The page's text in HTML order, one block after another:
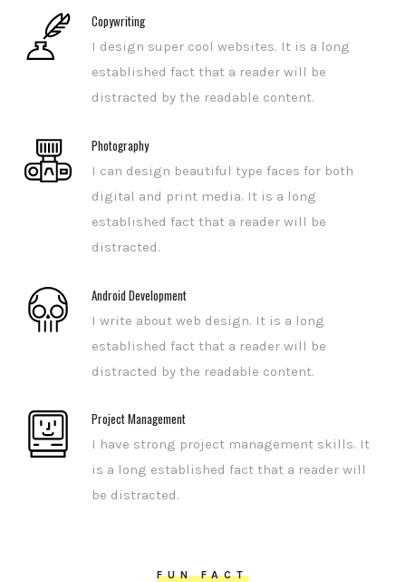
布
新
聞
稿
Copywriting
I design super cool websites. It is a long
established fact that a reader will be
distracted by the readable content.
Photography
I can design beautiful type faces for both
digital and print media. It is a long
established fact that a reader will be
distracted.
Android Development
I write about web design. It is a long
established fact that a reader will be
distracted by the readable content.
Project Management
I have strong project management skills. It
is a long established fact that a reader will
be distracted.
FUN FACT